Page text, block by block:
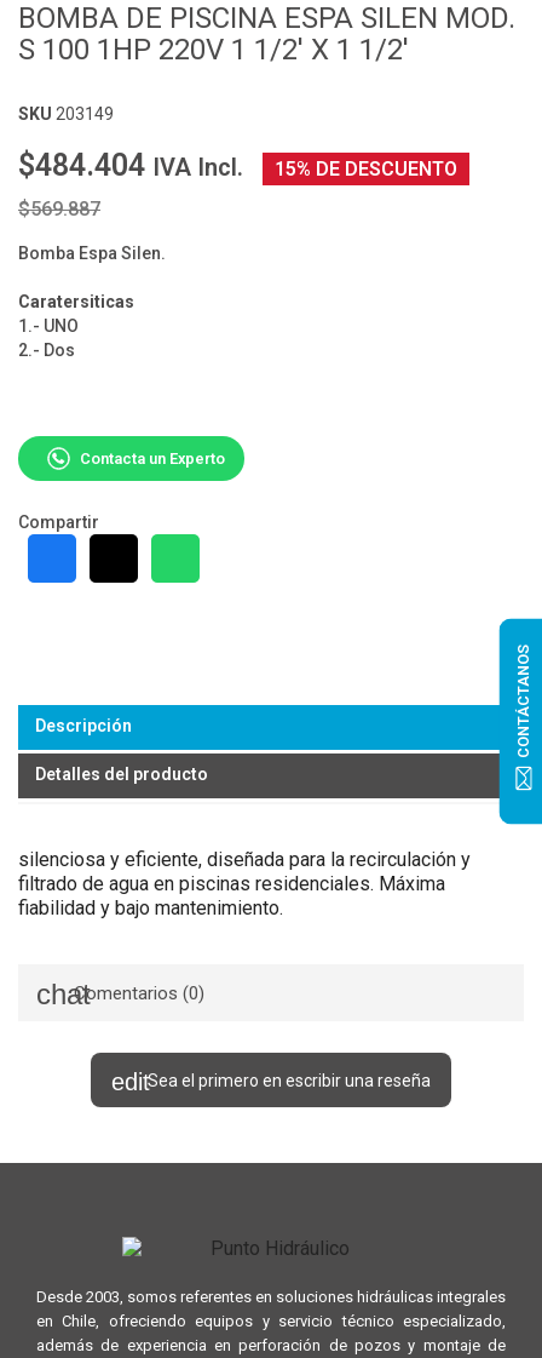
BOMBA DE PISCINA ESPA SILEN MOD.
S 100 1HP 220V 1 1/2' X 1 1/2'
SKU 203149
$484.404 IVA Incl.
15% DE DESCUENTO
$569.887
Bomba Espa Silen.
Caratersiticas
1.- UNO
2.- Dos
Contacta un Experto
Compartir
Descripción
Detalles del producto
silenciosa y eficiente, diseñada para la recirculación y
filtrado de agua en piscinas residenciales. Máxima
fiabilidad y bajo mantenimiento.
Comentarios (0)
Sea el primero en escribir una reseña
Desde 2003, somos referentes en soluciones hidráulicas integrales
en Chile, ofreciendo equipos y servicio técnico especializado,
además de experiencia en perforación de pozos y montaje de
CONTÁCTANOS